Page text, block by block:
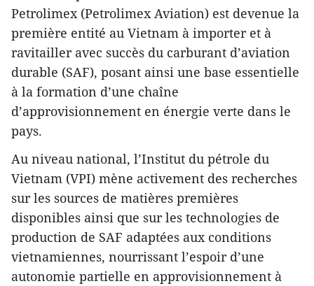
Petrolimex (Petrolimex Aviation) est devenue la
première entité au Vietnam à importer et à
ravitailler avec succès du carburant d’aviation
durable (SAF), posant ainsi une base essentielle
à la formation d’une chaîne
d’approvisionnement en énergie verte dans le
pays.
Au niveau national, l’Institut du pétrole du
Vietnam (VPI) mène activement des recherches
sur les sources de matières premières
disponibles ainsi que sur les technologies de
production de SAF adaptées aux conditions
vietnamiennes, nourrissant l’espoir d’une
autonomie partielle en approvisionnement à